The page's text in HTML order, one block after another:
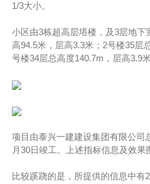
1/3大小。
小区由3栋超高层塔楼，及3层地下
高94.5米，层高3.3米；2号楼35层
号楼34层总高度140.7m，层高3.9米
项目由泰兴一建建设集团有限公司
月30日竣工。上述指标信息及效果
比较蹊跷的是，所提供的信息中有